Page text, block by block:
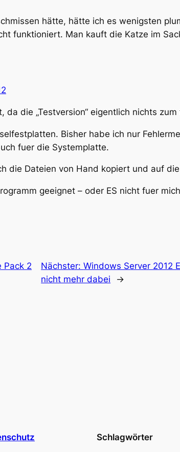
hätte, hätte ich es wenigsten
funktioniert. Man kauft die Katze im
da die „Testversion“ eigentlich nichts
Bisher habe ich nur
fuer die Systemplatte.
die Dateien von Hand kopiert und auf
geeignet – oder ES nicht fuer mich
Pack 2
Nächster:Windows Server 2012
nicht mehr dabei
→
Schlagwörter